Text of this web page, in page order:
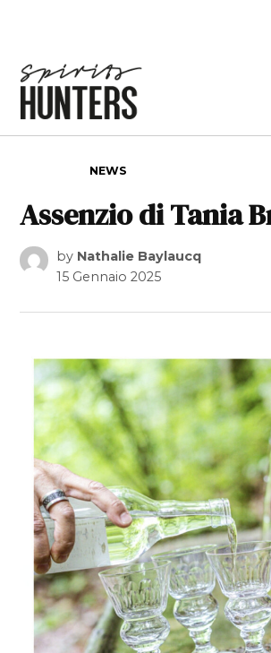
NEWS
Assenzio di Tania
by Nathalie Baylaucq
15 Gennaio 2025